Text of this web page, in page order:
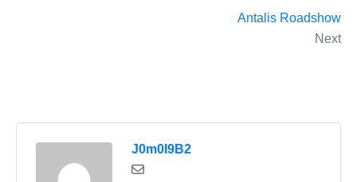
Antalis Roadshow
Next
J0m0I9B2